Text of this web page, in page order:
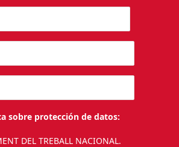
sobre protección de datos:
DEL TREBALL NACIONAL.